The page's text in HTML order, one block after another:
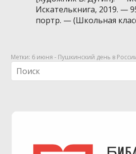
Искателькнига, 2019. —
портр. — (Школьная
Метки: 6 июня - Пушкинский день в